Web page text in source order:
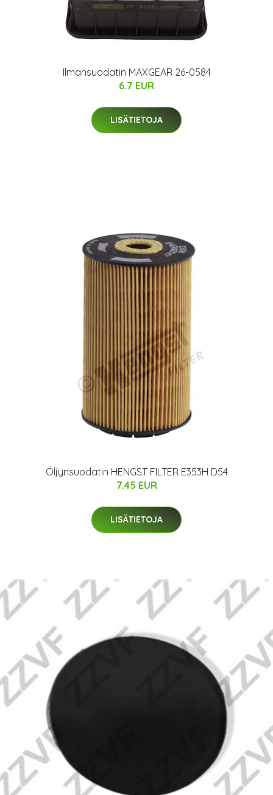
Ilmansuodatin MAXGEAR 26-0584
6.7 EUR
LISÄTIETOJA
Öljynsuodatin HENGST FILTER E353H D54
7.45 EUR
LISÄTIETOJA